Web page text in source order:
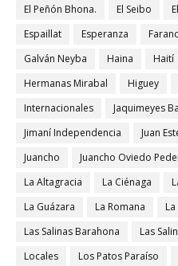
El Peñón Bhona.
El Seibo
Espaillat
Esperanza
Galván Neyba
Haina Haití
Hermanas Mirabal
Higuey
Internacionales
Jaquimeyes
Jimaní Independencia
Juan
Juancho
Juancho Oviedo
La Altagracia
La Ciénaga
La Guázara
La Romana
Las Salinas Barahona
Las
Locales
Los Patos Paraíso